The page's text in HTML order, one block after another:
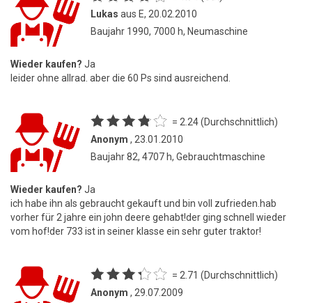
Lukas aus E, 20.02.2010
Baujahr 1990, 7000 h, Neumaschine
Wieder kaufen? Ja
leider ohne allrad. aber die 60 Ps sind ausreichend.
= 2.24 (Durchschnittlich)
Anonym , 23.01.2010
Baujahr 82, 4707 h, Gebrauchtmaschine
Wieder kaufen? Ja
ich habe ihn als gebraucht gekauft und bin voll zufrieden.hab
vorher für 2 jahre ein john deere gehabt!der ging schnell wieder
vom hof!der 733 ist in seiner klasse ein sehr guter traktor!
= 2.71 (Durchschnittlich)
Anonym , 29.07.2009